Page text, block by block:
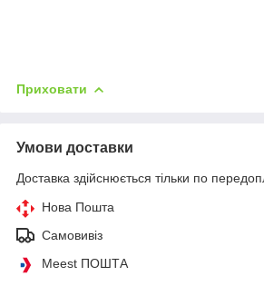
Приховати
Умови доставки
Доставка здійснюється тільки по
Нова Пошта
Самовивіз
Meest ПОШТА